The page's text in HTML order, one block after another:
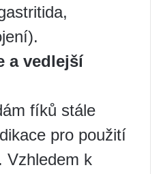
a vedlejší
fíků stále
pro použití
Vzhledem k